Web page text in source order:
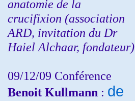
anatomie de la
crucifixion (association
ARD, invitation du Dr
Haiel Alchaar, fondateur)
09/12/09 Conférence
Benoit Kullmann : de